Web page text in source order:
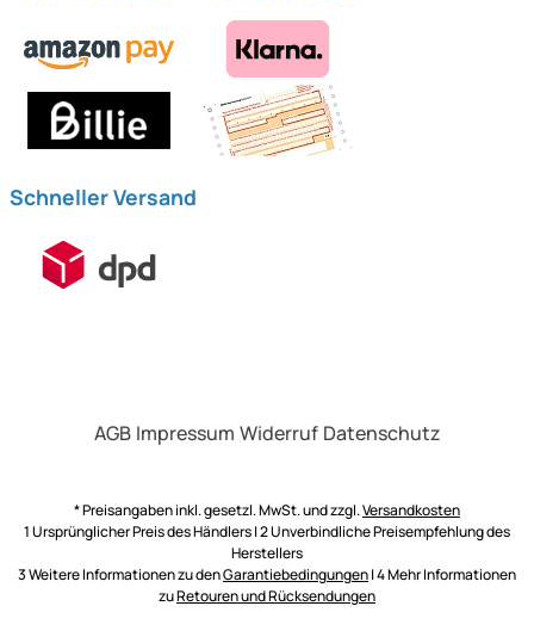
Schneller Versand
AGB Impressum Widerruf Datenschutz
* Preisangaben inkl. gesetzl. MwSt. und zzgl.Versandkosten
1 Ursprünglicher Preis des Händlers | 2 Unverbindliche Preisempfehlung des
Herstellers
3 Weitere Informationen zu denGarantiebedingungen| 4 Mehr Informationen
zuRetouren und Rücksendungen